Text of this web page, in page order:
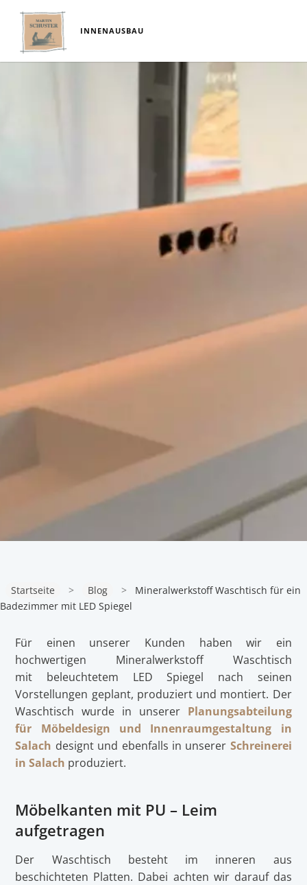
INNENAUSBAU
Startseite > Blog >
Mineralwerkstoff Waschtisch für ein
Badezimmer mit LED Spiegel
Für einen unserer Kunden haben wir ein
hochwertigen Mineralwerkstoff Waschtisch
mit beleuchtetem LED Spiegel nach seinen
Vorstellungen geplant, produziert und montiert. Der
Waschtisch wurde in unserer Planungsabteilung
für Möbeldesign und Innenraumgestaltung in
Salach designt und ebenfalls in unserer Schreinerei
in Salach produziert.
Möbelkanten mit PU – Leim
aufgetragen
Der Waschtisch besteht im inneren aus
beschichteten Platten. Dabei achten wir darauf das